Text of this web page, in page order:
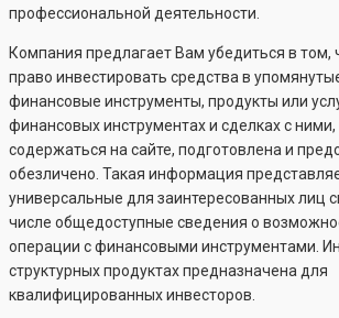
профессиональной деятельности.
Компания предлагает Вам убедиться в том,
право инвестировать средства в
финансовые инструменты, продукты или
финансовых инструментах и сделках с
содержаться на сайте, подготовлена и
обезличено. Такая информация
универсальные для заинтересованных лиц
числе общедоступные сведения о
операции с финансовыми инструментами.
структурных продуктах предназначена для
квалифицированных инвесторов.